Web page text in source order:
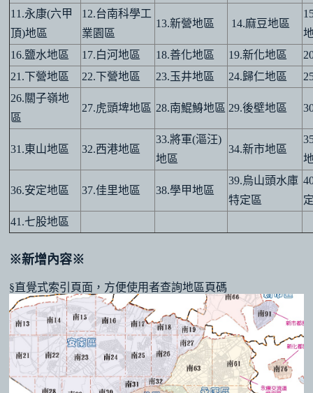
11.永康(六甲
頂)地區
12.台南科學工
業園區
13.新營地區 14.麻豆地區
16.鹽水地區
17.白河地區 18.善化地區 19.新化地區
21.下營地區
22.下營地區 23.玉井地區 24.歸仁地區
26.關子嶺地
區
27.虎頭埤地區 28.南鯤鯓地區 29.後壁地區
31.東山地區 32.西港地區
33.將軍(漚汪)
地區
34.新市地區
36.安定地區 37.佳里地區 38.學甲地區
39.烏山頭水庫
特定區
41.七股地區
※新增內容※
§直覺式索引頁面，方便使用者查詢地區頁碼